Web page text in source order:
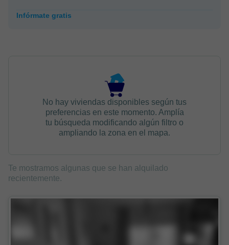
Infórmate gratis
No hay viviendas disponibles según tus
preferencias en este momento. Amplía
tu búsqueda modificando algún filtro o
ampliando la zona en el mapa.
Te mostramos algunas que se han alquilado
recientemente.